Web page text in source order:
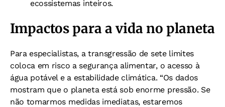
ecossistemas inteiros.
Impactos para a vida no planeta
Para especialistas, a transgressão de sete limites
coloca em risco a segurança alimentar, o acesso à
água potável e a estabilidade climática. “Os dados
mostram que o planeta está sob enorme pressão. Se
não tomarmos medidas imediatas, estaremos